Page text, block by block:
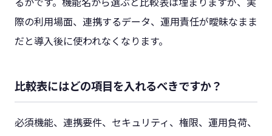
際の利用場面、連携するデータ、運用責任が曖昧なまま
だと導入後に使われなくなります。
比較表にはどの項目を入れるべきですか？
必須機能、連携要件、セキュリティ、権限、運用負荷、